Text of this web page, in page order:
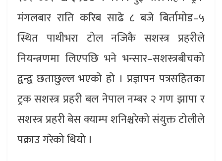
मंगलबार राति करिब साढे ८ बजे बिर्तामोड–५
स्थित पाथीभरा टोल नजिकै सशस्त्र प्रहरीले
नियन्त्रणमा लिएपछि भने भन्सार–सशस्त्रबीचको
द्वन्द्व छताछुल्ल भएको हो । प्रज्ञापन पत्रसहितका
ट्रक सशस्त्र प्रहरी बल नेपाल नम्बर २ गण झापा र
सशस्त्र प्रहरी बेस क्याम्प शनिश्चरेको संयुक्त टोलीले
पक्राउ गरेको थियो ।